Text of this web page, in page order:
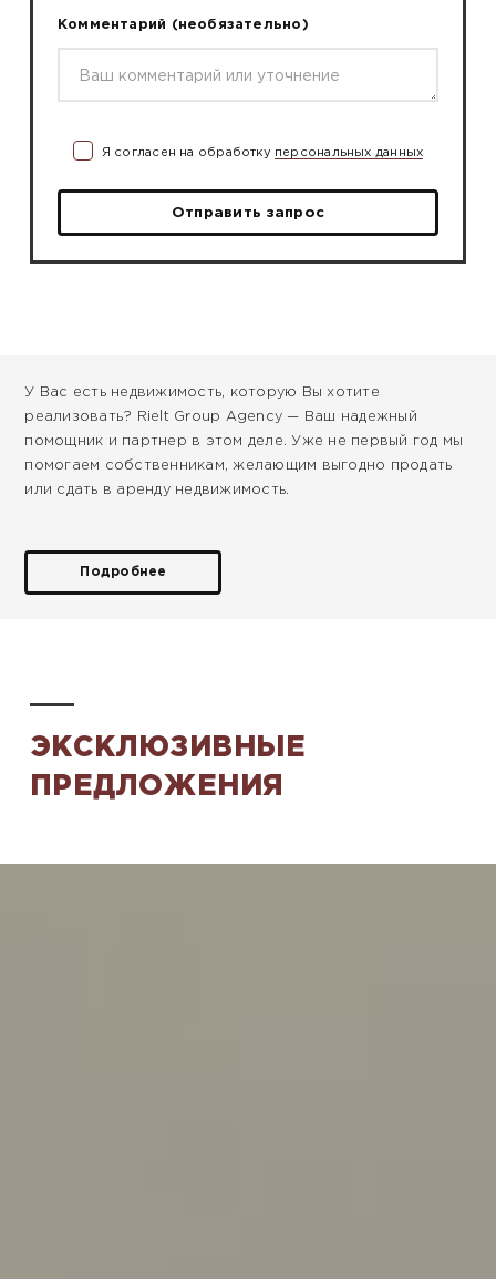
Комментарий (необязательно)
Я согласен на обработку персональных данных
Отправить запрос
У Вас есть недвижимость, которую Вы хотите
реализовать? Rielt Group Agency — Ваш надежный
помощник и партнер в этом деле. Уже не первый год мы
помогаем собственникам, желающим выгодно продать
или сдать в аренду недвижимость.
Подробнее
ЭКСКЛЮЗИВНЫЕ
ПРЕДЛОЖЕНИЯ